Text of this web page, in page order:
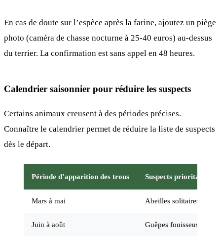
En cas de doute sur l’espèce après la farine, ajoutez un piège
photo (caméra de chasse nocturne à 25-40 euros) au-dessus
du terrier. La confirmation est sans appel en 48 heures.
Calendrier saisonnier pour réduire les suspects
Certains animaux creusent à des périodes précises.
Connaître le calendrier permet de réduire la liste de suspects
dès le départ.
Période d’apparition des trous Suspects prioritaires
Mars à mai Abeilles solitaires,
Juin à août Guêpes fouisseuses,